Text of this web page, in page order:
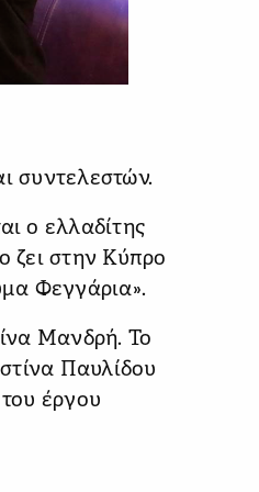
συντελεστών.
ο ελλαδίτης
ζει στην Κύπρο
Φεγγάρια».
Μανδρή. Το
Παυλίδου
έργου